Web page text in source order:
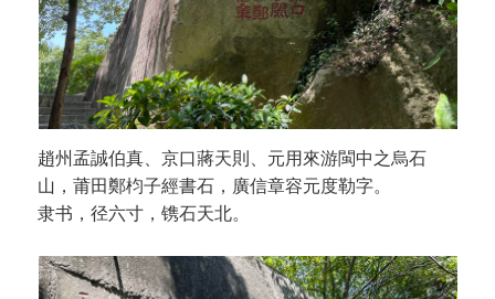
趙州孟誠伯真、京口蔣天則、元用來游閩中之烏石
山，莆田鄭枃子經書石，廣信章容元度勒字。
隶书，径六寸，镌石天北。